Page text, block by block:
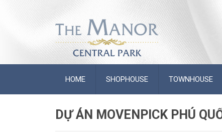
HOME SHOPHOUSE TOWNHOUSE
DỰ ÁN MOVENPICK PHÚ